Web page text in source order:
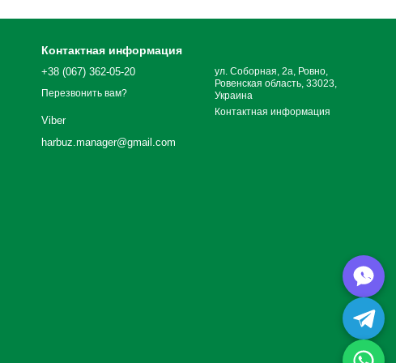
Контактная информация
+38 (067) 362-05-20
Перезвонить вам?
Viber
harbuz.manager@gmail.com
ул. Соборная, 2а, Ровно,
Ровенская область, 33023,
Украина
Контактная информация